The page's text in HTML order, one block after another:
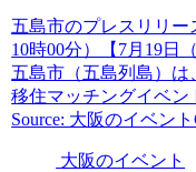
五島市のプレスリリー
10時00分）【7月19日
五島市（五島列島）
移住マッチングイベン
Source: 大阪のイベン
大阪のイベント